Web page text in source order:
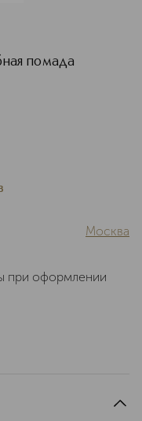
помада
Москва
при оформлении